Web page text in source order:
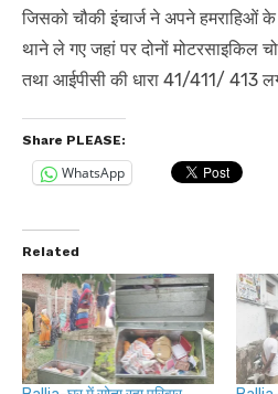
जिसको चौकी इंचार्ज ने अपने हमराहिओं
थाने ले गए जहां पर दोनों मोटरसाइकिल
तथा आईपीसी की धारा 41/411/ 413
Share PLEASE:
WhatsApp
Related